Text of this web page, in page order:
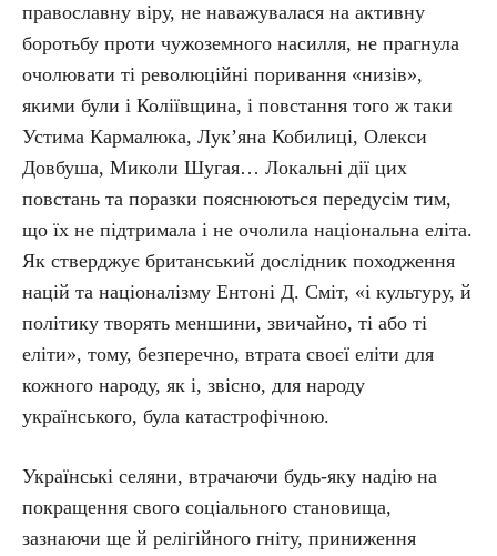
православну віру, не наважувалася на активну
боротьбу проти чужоземного насилля, не прагнула
очолювати ті революційні поривання «низів»,
якими були і Коліївщина, і повстання того ж таки
Устима Кармалюка, Лук’яна Кобилиці, Олекси
Довбуша, Миколи Шугая… Локальні дії цих
повстань та поразки пояснюються передусім тим,
що їх не підтримала і не очолила національна еліта.
Як стверджує британський дослідник походження
націй та націоналізму Ентоні Д. Сміт, «і культуру, й
політику творять меншини, звичайно, ті або ті
еліти», тому, безперечно, втрата своєї еліти для
кожного народу, як і, звісно, для народу
українського, була катастрофічною.
Українські селяни, втрачаючи будь-яку надію на
покращення свого соціального становища,
зазнаючи ще й релігійного гніту, приниження